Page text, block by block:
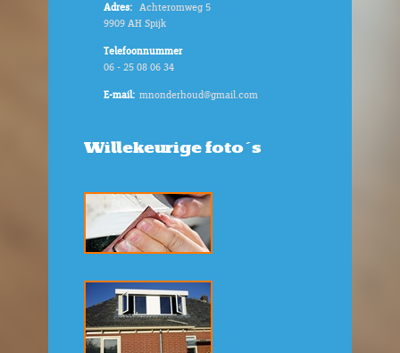
Adres: Achteromweg 5
9909 AH Spijk
Telefoonnummer
06 - 25 08 06 34
E-mail: mnonderhoud@gmail.com
Willekeurige foto's